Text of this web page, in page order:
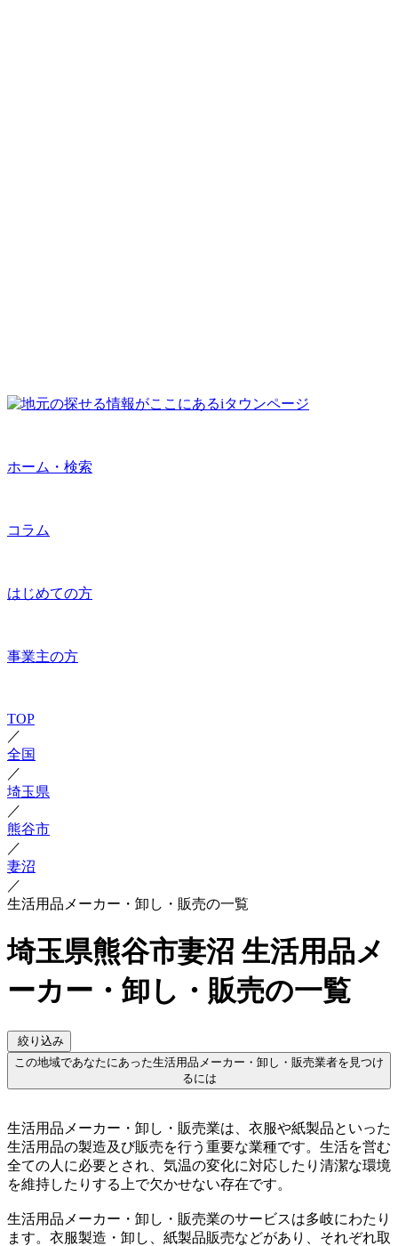
ホーム・検索
コラム
はじめての方
事業主の方
TOP
／
全国
／
埼玉県
／
熊谷市
／
妻沼
／
生活用品メーカー・卸し・販売の一覧
埼玉県熊谷市妻沼 生活用品メ
ーカー・卸し・販売の一覧
絞り込み
この地域であなたにあった生活用品メーカー・卸し・販売業者を見つけ
るには
生活用品メーカー・卸し・販売業は、衣服や紙製品といった
生活用品の製造及び販売を行う重要な業種です。生活を営む
全ての人に必要とされ、気温の変化に対応したり清潔な環境
を維持したりする上で欠かせない存在です。
生活用品メーカー・卸し・販売業のサービスは多岐にわたり
ます。衣服製造・卸し、紙製品販売などがあり、それぞれ取